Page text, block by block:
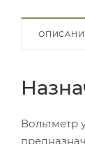
Вольтметр